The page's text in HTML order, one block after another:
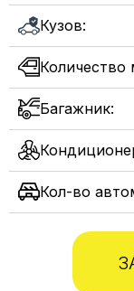
Кузов:
Количество
Багажник:
Кол-во